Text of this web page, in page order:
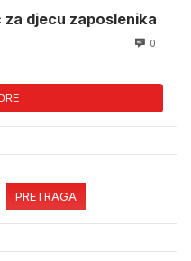
djecu zaposlenika
0
PRETRAGA